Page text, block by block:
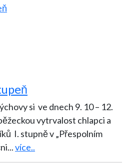
si ve dnech 9. 10 – 12.
vytrvalost chlapci a
I. stupně v „Přespolním
...více..